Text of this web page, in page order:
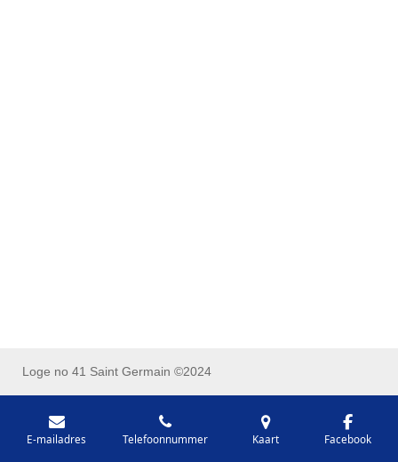
Loge no 41 Saint Germain ©2024
E-mailadres Telefoonnummer Kaart Facebook